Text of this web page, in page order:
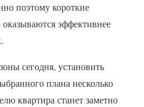
поэтому короткие
эффективнее
сегодня, установить
плана несколько
квартира станет заметно